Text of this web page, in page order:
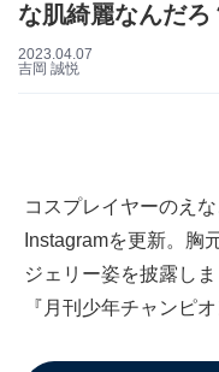
な肌綺麗なんだろ
2023.04.07
吉岡 誠悦
コスプレイヤーのえ
Instagramを更新。胸
ジェリー姿を披露し
『月刊少年チャンピ